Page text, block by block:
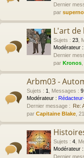
Dernier
par
L'art de
Sujets : 23
Modérateur :
Dernier
par Kronos
Arbm03 -
Sujets : 1 Messages : 9
Modérateur :
Dernier message : Re:
par Capitaine Blake ,
Sujets : 4
Modérateur :
Dernier